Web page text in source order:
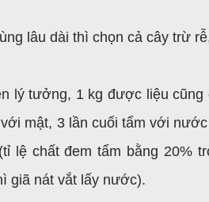
lâu dài thì chọn cả cây trừ
lý tưởng, 1 kg được liệu
mật, 3 lần cuối tẩm với
lệ chất đem tẩm bằng 20%
giã nát vắt lấy nước).